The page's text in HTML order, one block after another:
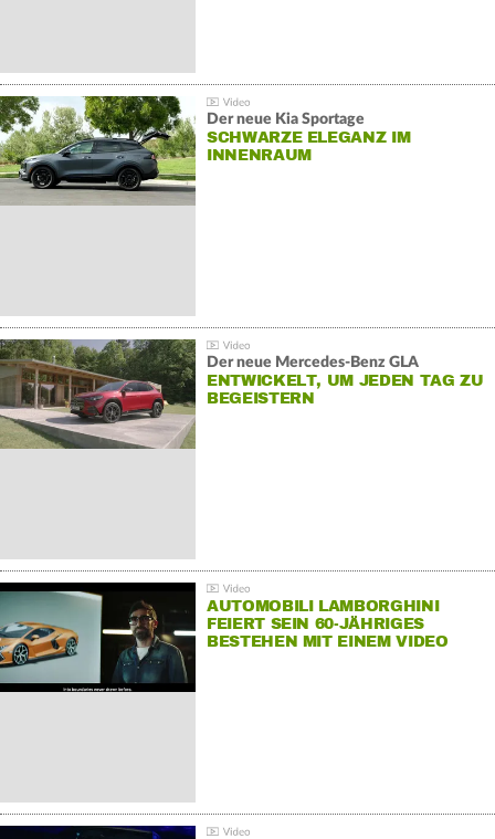
Der neue Kia Sportage
SCHWARZE ELEGANZ IM
INNENRAUM
Der neue Mercedes-Benz GLA
ENTWICKELT, UM JEDEN TAG ZU
BEGEISTERN
AUTOMOBILI LAMBORGHINI
FEIERT SEIN 60-JÄHRIGES
BESTEHEN MIT EINEM VIDEO